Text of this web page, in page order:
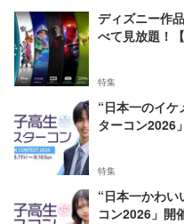
ディズニー作
べて見放題！【
特集
“日本一のイ
ターコン2026
特集
“日本一かわ
コン2026」開